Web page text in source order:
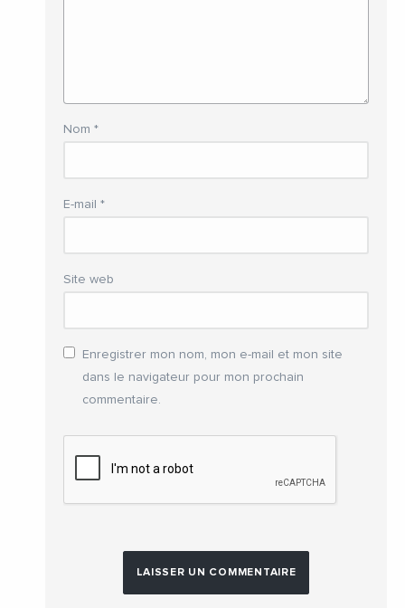
Nom *
E-mail *
Site web
Enregistrer mon nom, mon e-mail et mon site
dans le navigateur pour mon prochain
commentaire.